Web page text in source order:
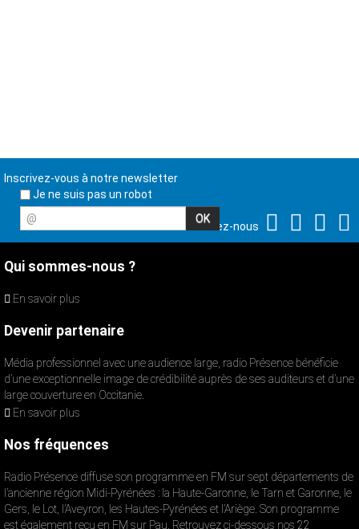
Inscrivez-vous à notre newsletter
Je ne suis pas un robot
@
Suivez-nous
Qui sommes-nous ?
En savoir plus
Devenir partenaire
Média professionnel avec une audience large, radio Présence bénéficie
d’une exceptionnelle image de crédibilité auprès de ses auditeurs et d’une
large couverture en Occitanie.
En savoir plus
Nos fréquences
Radio Présence diffuse son programme en FM sur sept départements de
l’ancienne région Midi-Pyrénées : la Haute-Garonne, le Tarn et Garonne, le
Gers, le Lot, l’Aveyron, les Hautes-Pyrénées et l’Ariège. Son programme
est également reçu en FM sur Pau. Retrouvez ci-dessous nos 22